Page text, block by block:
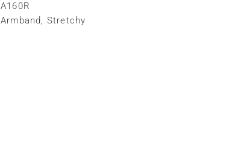
A160R
Armband, Stretchy